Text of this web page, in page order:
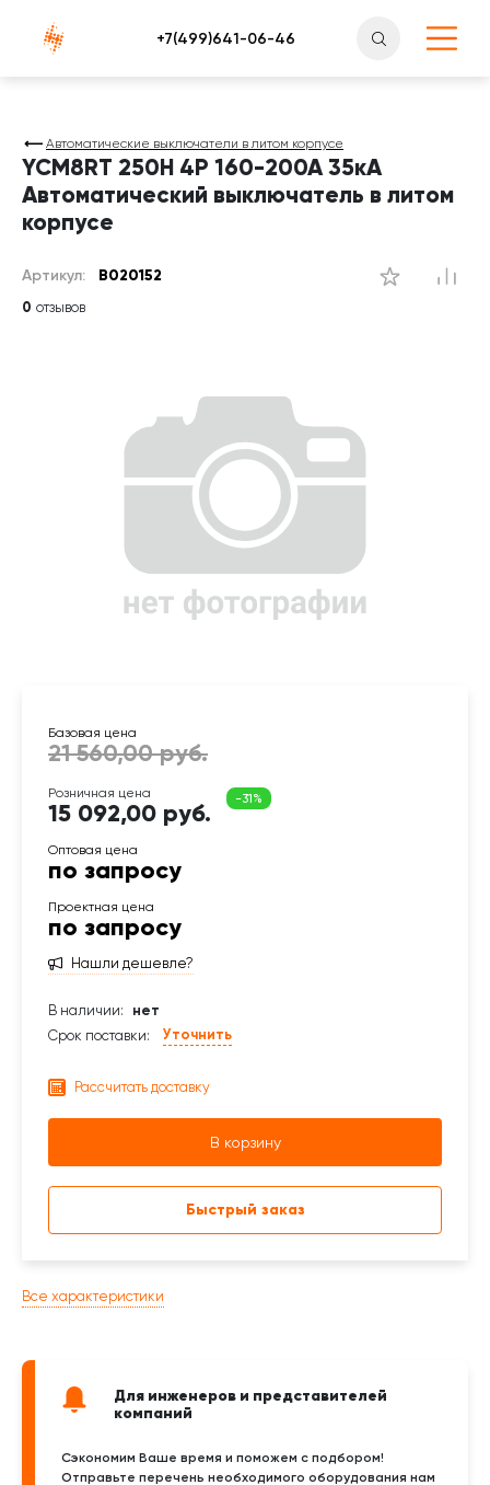
Атлантснаб
Автоматические выключатели в литом корпусе
YCM8RT 250H 4P 160-200A 35кА
Автоматический выключатель в литом
корпусе
Артикул: B020152
Все характеристики
Для инженеров и представителей
компаний
Сэкономим Ваше время и поможем с подбором!
Отправьте перечень необходимого оборудования нам
15 092,00 руб.
по запросу
по запросу
Нашли дешевле?
В наличии:
нет
Срок поставки:
Уточнить
Рассчитать доставку
В корзину
Быстрый заказ